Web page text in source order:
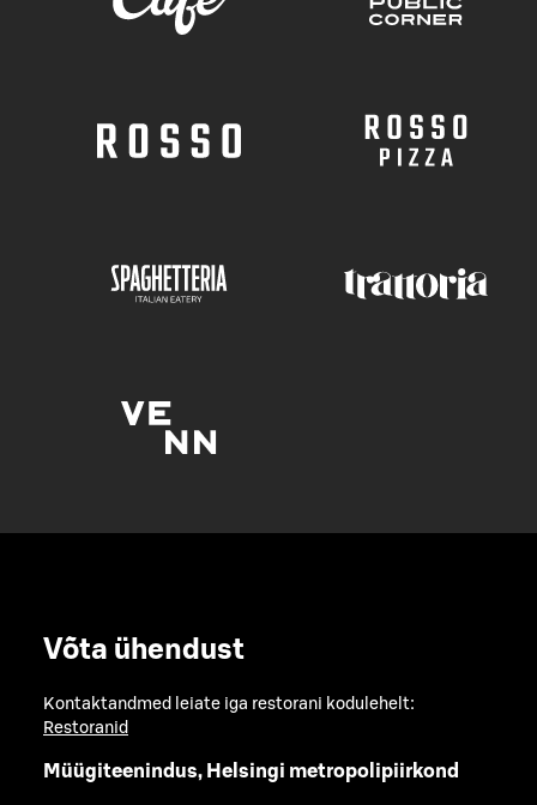
Võta ühendust
Kontaktandmed leiate iga restorani kodulehelt:
Restoranid
Müügiteenindus, Helsingi metropolipiirkond